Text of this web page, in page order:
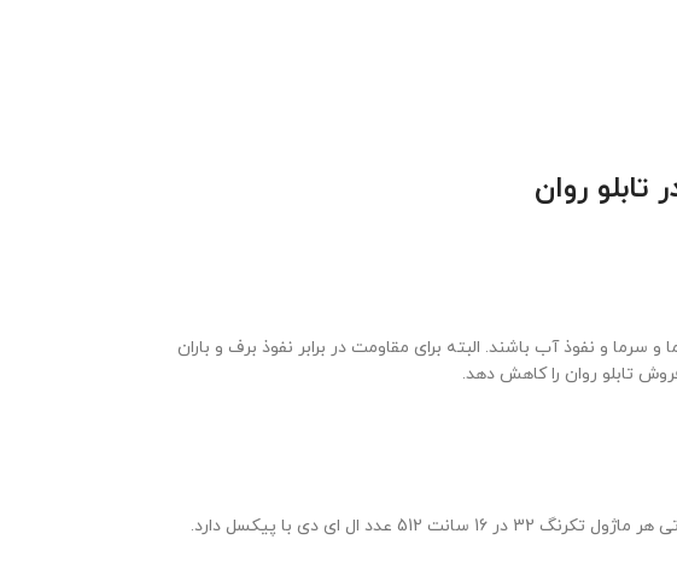
و نفوذ آب باشند. البته برای مقاومت در برابر نفوذ برف و باران
تابلو روان را کاهش دهد.